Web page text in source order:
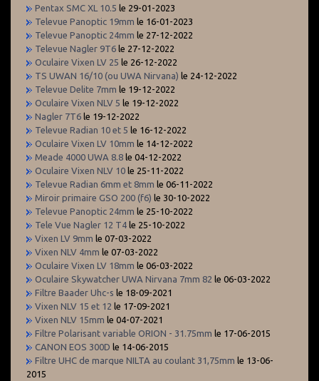
Pentax SMC XL 10.5 le 29-01-2023
Televue Panoptic 19mm le 16-01-2023
Televue Panoptic 24mm le 27-12-2022
Televue Nagler 9T6 le 27-12-2022
Oculaire Vixen LV 25 le 26-12-2022
TS UWAN 16/10 (ou UWA Nirvana) le 24-12-2022
Televue Delite 7mm le 19-12-2022
Oculaire Vixen NLV 5 le 19-12-2022
Nagler 7T6 le 19-12-2022
Televue Radian 10 et 5 le 16-12-2022
Oculaire Vixen LV 10mm le 14-12-2022
Meade 4000 UWA 8.8 le 04-12-2022
Oculaire Vixen NLV 10 le 25-11-2022
Televue Radian 6mm et 8mm le 06-11-2022
Miroir primaire GSO 200 (f6) le 30-10-2022
Televue Panoptic 24mm le 25-10-2022
Tele Vue Nagler 12 T4 le 25-10-2022
Vixen LV 9mm le 07-03-2022
Vixen NLV 4mm le 07-03-2022
Oculaire Vixen LV 18mm le 06-03-2022
Oculaire Skywatcher UWA Nirvana 7mm 82 le 06-03-2022
Filtre Baader Uhc-s le 18-09-2021
Vixen NLV 15 et 12 le 17-09-2021
Vixen NLV 15mm le 04-07-2021
Filtre Polarisant variable ORION - 31.75mm le 17-06-2015
CANON EOS 300D le 14-06-2015
Filtre UHC de marque NILTA au coulant 31,75mm le 13-06-
2015